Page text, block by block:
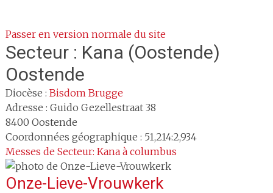
Passer en version normale du site
Secteur : Kana (Oostende)
Oostende
Diocèse : Bisdom Brugge
Adresse : Guido Gezellestraat 38
8400 Oostende
Coordonnées géographique : 51,214:2,934
Messes de Secteur: Kana à columbus
Onze-Lieve-Vrouwkerk